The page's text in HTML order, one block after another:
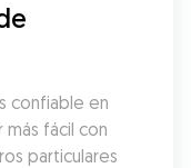
confiable en
más fácil con
particulares